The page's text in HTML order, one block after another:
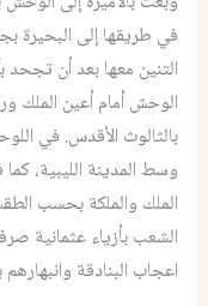
في طريقها إلى البحيرة
التنين معها بعد أن
الوحش أمام أعين الملك
بالثالوث الأقدس. في
وسط المدينة الليبية،
الملك والملكة بحسب
الشعب بأزياء عثمانية
اعجاب البنادقة